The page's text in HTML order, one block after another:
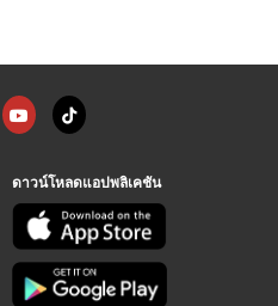
ดาวน์โหลดแอปพลิเคชัน